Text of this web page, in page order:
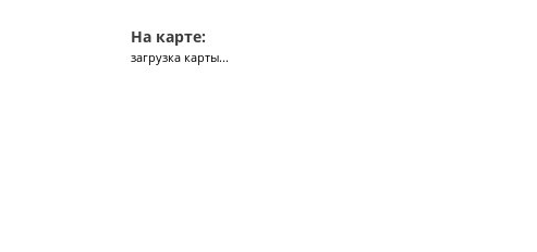
На карте:
загрузка карты...